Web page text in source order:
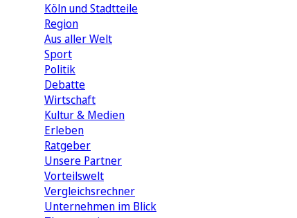
Köln und Stadtteile
Region
Aus aller Welt
Sport
Politik
Debatte
Wirtschaft
Kultur & Medien
Erleben
Ratgeber
Unsere Partner
Vorteilswelt
Vergleichsrechner
Unternehmen im Blick